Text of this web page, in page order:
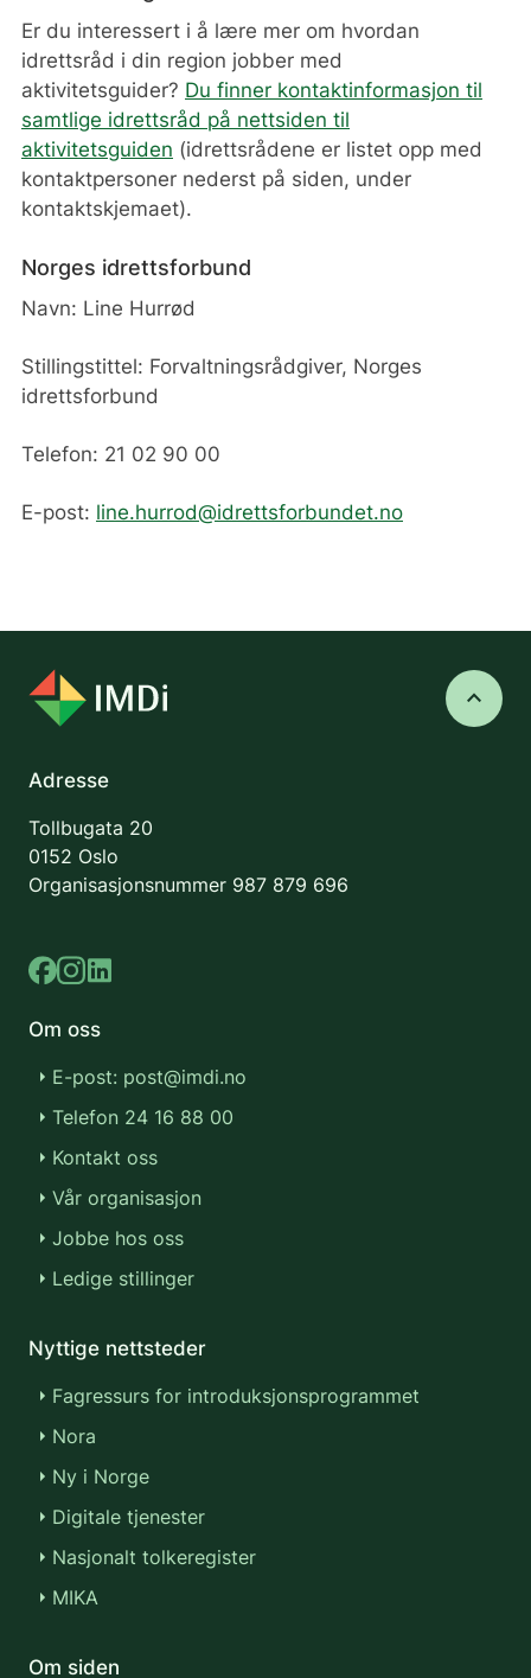
Er du interessert i å lære mer om hvordan
idrettsråd i din region jobber med
aktivitetsguider? Du finner kontaktinformasjon til
samtlige idrettsråd på nettsiden til
aktivitetsguiden (idrettsrådene er listet opp med
kontaktpersoner nederst på siden, under
kontaktskjemaet).
Norges idrettsforbund
Navn: Line Hurrød
Stillingstittel: Forvaltningsrådgiver, Norges
idrettsforbund
Telefon: 21 02 90 00
E-post: line.hurrod@idrettsforbundet.no
keyboard_arrow_up
Adresse
Tollbugata 20
0152 Oslo
Organisasjonsnummer 987 879 696
Om oss
E-post: post@imdi.no
Telefon 24 16 88 00
Kontakt oss
Vår organisasjon
Jobbe hos oss
Ledige stillinger
Nyttige nettsteder
Fagressurs for introduksjonsprogrammet
Nora
Ny i Norge
Digitale tjenester
Nasjonalt tolkeregister
MIKA
Om siden